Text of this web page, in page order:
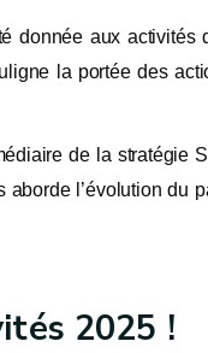
donnée aux activités
la portée des
de la stratégie
l’évolution du
2025 !